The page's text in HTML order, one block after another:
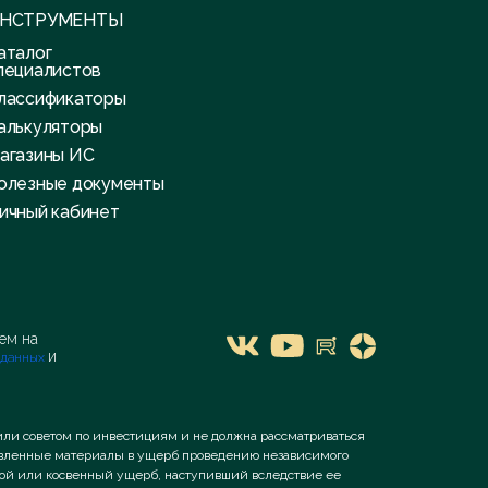
ИС
документы
кабинет
на
и
советом по инвестициям и не должна рассматриваться
материалы в ущерб проведению независимого
или косвенный ущерб, наступивший вследствие ее